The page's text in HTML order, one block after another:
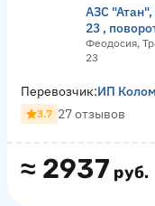
АЗС
23 ,
Феодосия,
23
≈ 2937 руб.
Перевозчик:ИП
3.7 27 отзывов